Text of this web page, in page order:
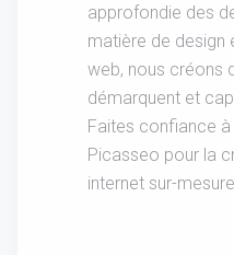
approfondie des
matière de design
web, nous créons
démarquent et
Faites confiance
Picasseo pour la
internet sur-